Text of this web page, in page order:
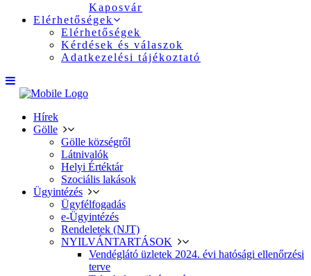
Kaposvár
Elérhetőségek
Elérhetőségek
Kérdések és válaszok
Adatkezelési tájékoztató
Hírek
Gölle
Gölle községről
Látnivalók
Helyi Értéktár
Szociális lakások
Ügyintézés
Ügyfélfogadás
e-Ügyintézés
Rendeletek (NJT)
NYILVÁNTARTÁSOK
Vendéglátó üzletek 2024. évi hatósági ellenőrzési
terve